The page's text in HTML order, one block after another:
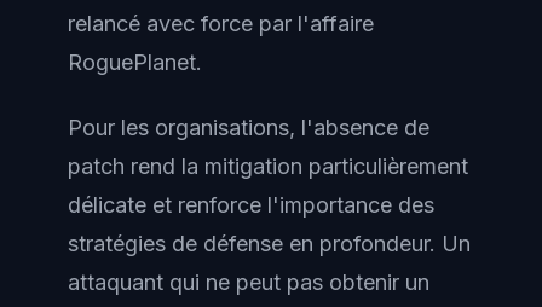
relancé avec force par l'affaire
RoguePlanet.
Pour les organisations, l'absence de
patch rend la mitigation particulièrement
délicate et renforce l'importance des
stratégies de défense en profondeur. Un
attaquant qui ne peut pas obtenir un